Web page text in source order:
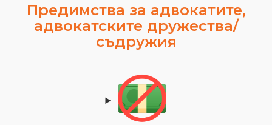
Предимства за адвокатите,
адвокатските дружества/
съдружия